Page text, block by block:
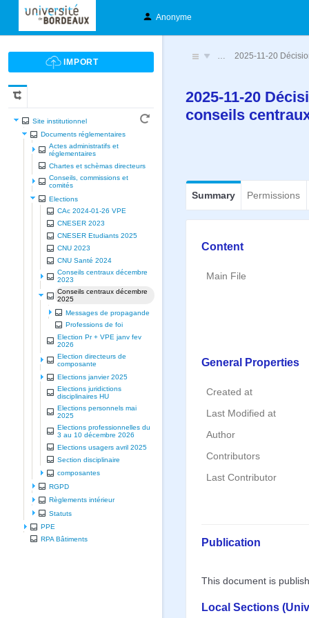
Anonyme
Site institutionnel
Documents réglementaires
Actes administratifs et
réglementaires
Chartes et schèmas directeurs
Conseils, commissions et
comités
Elections
CAc 2024-01-26 VPE
CNESER 2023
CNESER Etudiants 2025
CNU 2023
CNU Santé 2024
Conseils centraux décembre
2023
Conseils centraux décembre
2025
Messages de propagande
Professions de foi
Election Pr + VPE janv fev
2026
Election directeurs de
composante
Elections janvier 2025
Elections juridictions
disciplinaires HU
Elections personnels mai
2025
Elections professionnelles du
3 au 10 décembre 2026
Elections usagers avril 2025
Section disciplinaire
composantes
RGPD
Règlements intérieur
Statuts
PPE
RPA Bâtiments
… 2025-11-20
2025-11-20
conseils
Summary Permissions
Content
Main File
General Properties
Created at
Last Modified at
Author
Contributors
Last Contributor
Publication
This document is
Local Sections